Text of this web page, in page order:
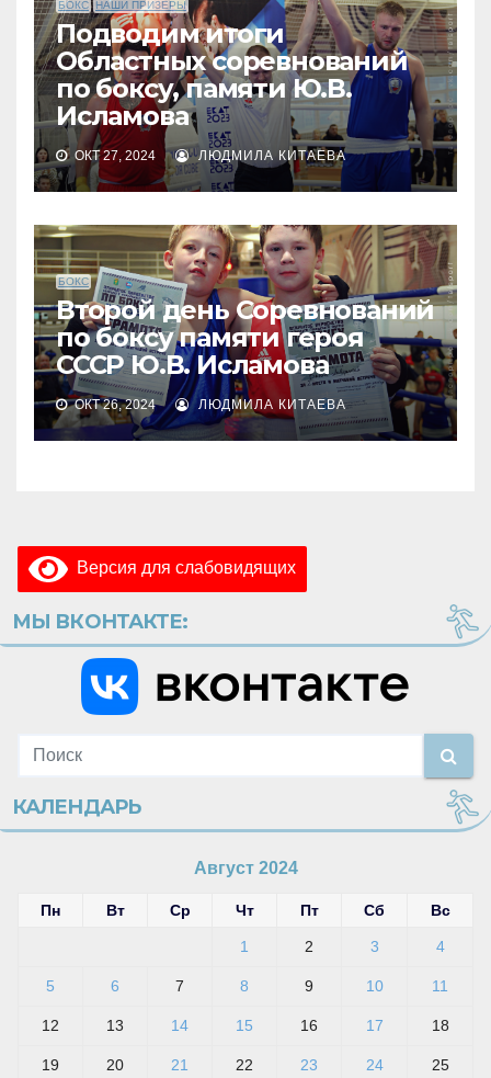
БОКС НАШИ ПРИЗЕРЫ
Подводим итоги
Областных соревнований
по боксу, памяти Ю.В.
Исламова
ОКТ 27, 2024 ЛЮДМИЛА КИТАЕВА
БОКС
Второй день Соревнований
по боксу памяти героя
СССР Ю.В. Исламова
ОКТ 26, 2024 ЛЮДМИЛА КИТАЕВА
Версия для слабовидящих
МЫ ВКОНТАКТЕ:
КАЛЕНДАРЬ
Август 2024
Пн Вт Ср Чт Пт Сб Вс
1 2 3 4
5 6 7 8 9 10 11
12 13 14 15 16 17 18
19 20 21 22 23 24 25